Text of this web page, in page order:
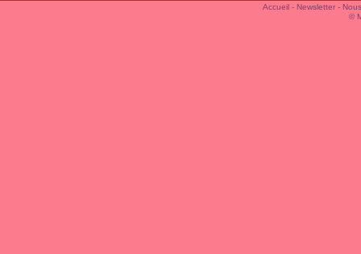
Accueil- Newsletter-
©